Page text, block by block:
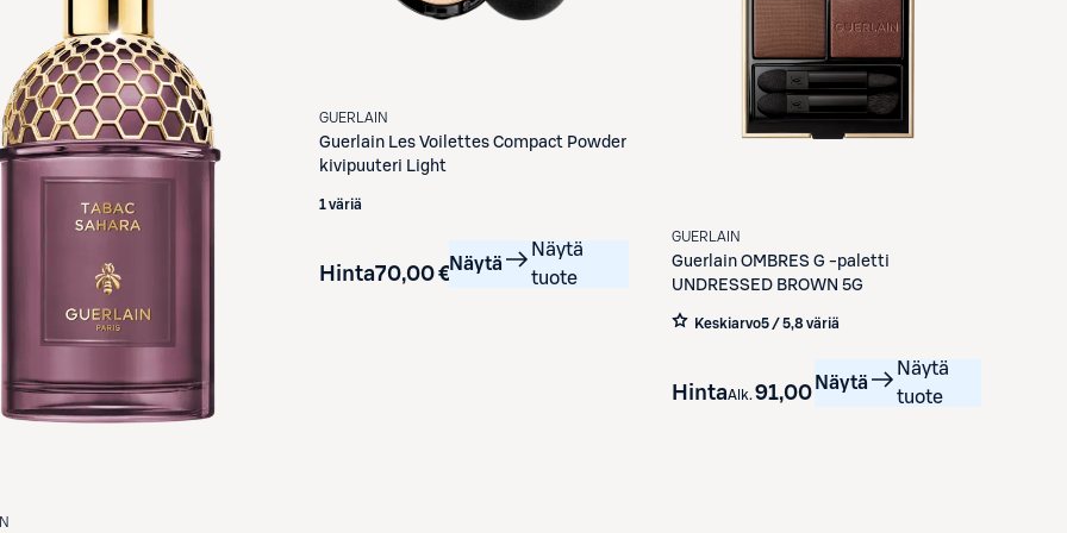
GUERLAIN
Guerlain Les Voilettes Compact Powder
kivipuuteri Light
1 väriä
Hinta70,00 €Näytä
Näytä
tuote
GUERLAIN
Guerlain OMBRES G -paletti
UNDRESSED BROWN 5G
Keskiarvo5 / 5,8 väriä
HintaAlk. 91,00 €Näytä
Näytä
tuote